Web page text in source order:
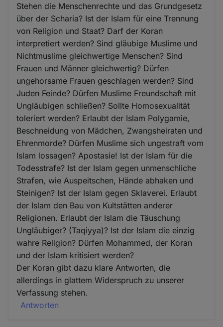
Stehen die Menschenrechte und das Grundgesetz
über der Scharia? Ist der Islam für eine Trennung
von Religion und Staat? Darf der Koran
interpretiert werden? Sind gläubige Muslime und
Nichtmuslime gleichwertige Menschen? Sind
Frauen und Männer gleichwertig? Dürfen
ungehorsame Frauen geschlagen werden? Sind
Juden Feinde? Dürfen Muslime Freundschaft mit
Ungläubigen schließen? Sollte Homosexualität
toleriert werden? Erlaubt der Islam Polygamie,
Beschneidung von Mädchen, Zwangsheiraten und
Ehrenmorde? Dürfen Muslime sich ungestraft vom
Islam lossagen? Apostasie! Ist der Islam für die
Todesstrafe? Ist der Islam gegen unmenschliche
Strafen, wie Auspeitschen, Hände abhaken und
Steinigen? Ist der Islam gegen Sklaverei. Erlaubt
der Islam den Bau von Kultstätten anderer
Religionen. Erlaubt der Islam die Täuschung
Ungläubiger? (Taqiyya)? Ist der Islam die einzig
wahre Religion? Dürfen Mohammed, der Koran
und der Islam kritisiert werden?
Der Koran gibt dazu klare Antworten, die
allerdings in glattem Widerspruch zu unserer
Verfassung stehen.
Antworten